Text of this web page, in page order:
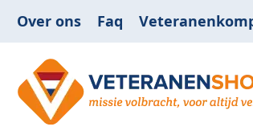
Over ons Faq